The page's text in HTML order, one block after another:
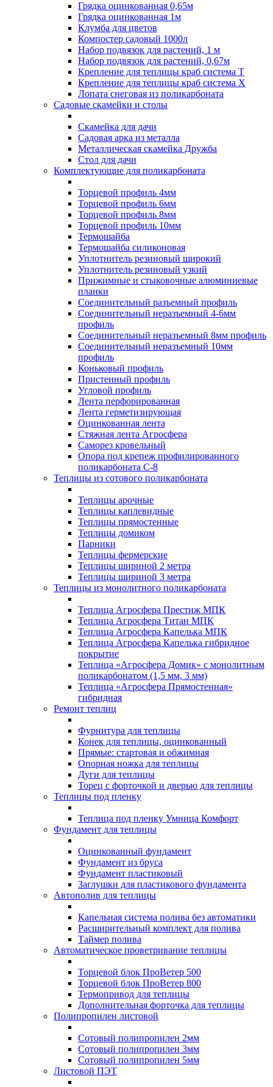
Грядка оцинкованная 0,65м
Грядка оцинкованная 1м
Клумба для цветов
Компостер садовый 1000л
Набор подвязок для растений, 1 м
Набор подвязок для растений, 0,67м
Крепление для теплицы краб система Т
Крепление для теплицы краб система Х
Лопата снеговая из поликарбоната
Садовые скамейки и столы
Скамейка для дачи
Садовая арка из металла
Металлическая скамейка Дружба
Стол для дачи
Комплектующие для поликарбоната
Торцевой профиль 4мм
Торцевой профиль 6мм
Торцевой профиль 8мм
Торцевой профиль 10мм
Термошайба
Термошайба силиконовая
Уплотнитель резиновый широкий
Уплотнитель резиновый узкий
Прижимные и стыковочные алюминиевые
планки
Соединительный разъемный профиль
Соединительный неразъемный 4-6мм
профиль
Соединительный неразъемный 8мм профиль
Соединительный неразъемный 10мм
профиль
Коньковый профиль
Пристенный профиль
Угловой профиль
Лента перфорированная
Лента герметизирующая
Оцинкованная лента
Стяжная лента Агросфера
Саморез кровельный
Опора под крепеж профилированного
поликарбоната С-8
Теплицы из сотового поликарбоната
Теплицы арочные
Теплицы каплевидные
Теплицы прямостенные
Теплицы домиком
Парники
Теплицы фермерские
Теплицы шириной 2 метра
Теплицы шириной 3 метра
Теплицы из монолитного поликарбоната
Теплица Агросфера Престиж МПК
Теплица Агросфера Титан МПК
Теплица Агросфера Капелька МПК
Теплица Агросфера Капелька гибридное
покрытие
Теплица «Агросфера Домик» с монолитным
поликарбонатом (1,5 мм, 3 мм)
Теплица «Агросфера Прямостенная»
гибридная
Ремонт теплиц
Фурнитура для теплицы
Конек для теплицы, оцинкованный
Прямые: стартовая и обжимная
Опорная ножка для теплицы
Дуги для теплицы
Торец с форточкой и дверью для теплицы
Теплицы под пленку
Теплица под пленку Умница Комфорт
Фундамент для теплицы
Оцинкованный фундамент
Фундамент из бруса
Фундамент пластиковый
Заглушки для пластикового фундамента
Автополив для теплицы
Капельная система полива без автоматики
Расширительный комплект для полива
Таймер полива
Автоматическое проветривание теплицы
Торцевой блок ПроВетер 500
Торцевой блок ПроВетер 800
Термопривод для теплицы
Дополнительная форточка для теплицы
Полипропилен листовой
Сотовый полипропилен 2мм
Сотовый полипропилен 3мм
Сотовый полипропилен 5мм
Листовой ПЭТ